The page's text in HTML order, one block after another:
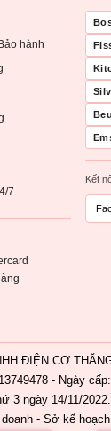
hành
7
Kết
ĐIỆN CƠ
- Ngày
3 ngày 14/11/
- Sở kế